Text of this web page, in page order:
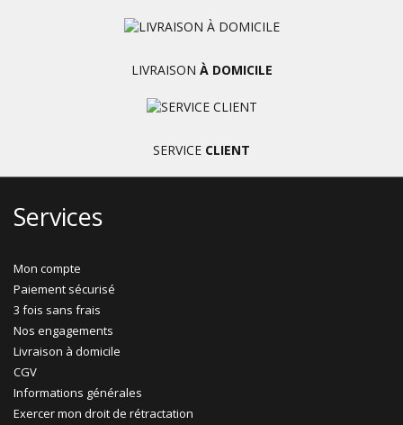
LIVRAISON À DOMICILE
SERVICE CLIENT
Services
Mon compte
Paiement sécurisé
3 fois sans frais
Nos engagements
Livraison à domicile
CGV
Informations générales
Exercer mon droit de rétractation